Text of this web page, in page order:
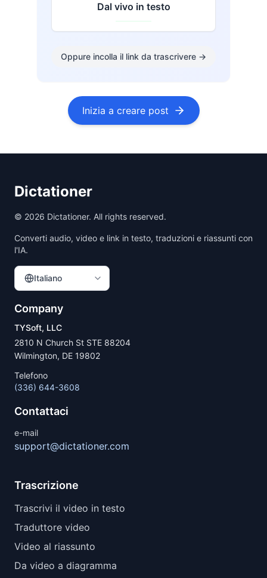
Dal vivo in testo
Oppure incolla il link da trascrivere →
Inizia a creare post
Dictationer
© 2026 Dictationer. All rights reserved.
Converti audio, video e link in testo, traduzioni e riassunti con
l'IA.
Italiano
Company
TYSoft, LLC
2810 N Church St STE 88204
Wilmington, DE 19802
Telefono
(336) 644-3608
Contattaci
e-mail
support@dictationer.com
Trascrizione
Trascrivi il video in testo
Traduttore video
Video al riassunto
Da video a diagramma